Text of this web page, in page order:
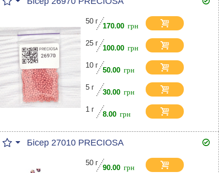
50 г
170.00
25 г
100.00
10 г
50.00
5 г
30.00
1 г
8.00
Бісер 27010 PRECIOSA
50 г
90.00